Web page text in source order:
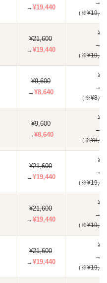
→¥19,440
→
（※
¥21,600
→¥19,440
→
（※
¥9,600
→¥8,640
→
（※
¥9,600
→¥8,640
→
（※
¥21,600
→¥19,440
→
（※
¥21,600
→¥19,440
→
（※
¥21,600
→¥19,440
→
（※